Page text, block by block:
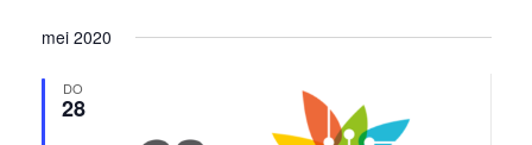
mei 2020
DO
28